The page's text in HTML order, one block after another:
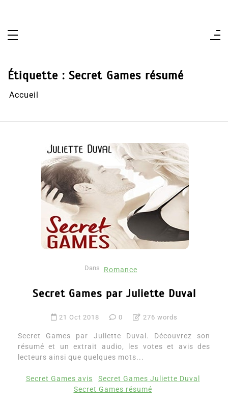
Étiquette : Secret Games résumé
Accueil
Dans Romance
Secret Games par Juliette Duval
21 Oct 2018 0 276 words
Secret Games par Juliette Duval. Découvrez son
résumé et un extrait audio, les votes et avis des
lecteurs ainsi que quelques mots...
Secret Games avis
Secret Games Juliette Duval
Secret Games résumé